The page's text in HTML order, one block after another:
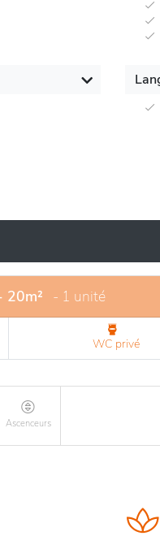
20m² - 1 unité
WC privé
Ascenceurs